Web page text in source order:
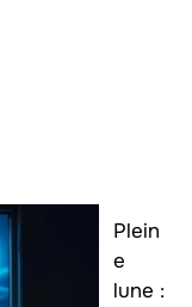
Plein
e
lune :